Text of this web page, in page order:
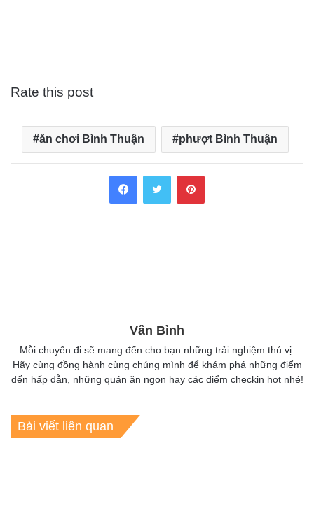
Rate this post
ăn chơi Bình Thuận phượt Bình Thuận
FacebookTwitter Pinterest
Vân Bình
Mỗi chuyến đi sẽ mang đến cho bạn những trải nghiệm thú vị.
Hãy cùng đồng hành cùng chúng mình để khám phá những điểm
đến hấp dẫn, những quán ăn ngon hay các điểm checkin hot nhé!
Bài viết liên quan